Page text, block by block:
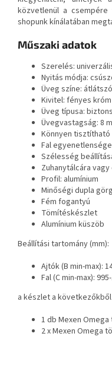
közvetlenül a csempére
shopunk kínálatában
Műszaki adatok
Szerelés:
Nyitás módja:
Üveg színe:
Kivitel: fényes króm
Üveg típusa:
Üvegvastagság: 8
Könnyen
Fal
Szélesség
Zuhanytálcára
Profil: alumínium
Minőségi dupla
Fém fogantyú
Tömítéskészlet
Alumínium küszöb
Beállítási tartomány (mm):
Ajtók (B min-max):
Fal (C min-max):
a készlet a következőkből
1 db Mexen
2 x Mexen Omega